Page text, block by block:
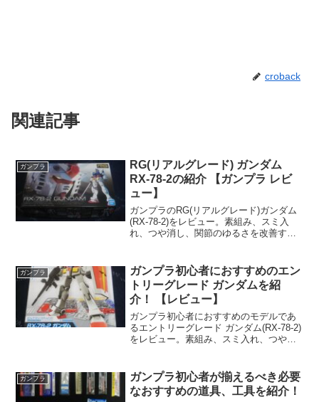
croback
関連記事
ガンプラ
RG(リアルグレード) ガンダム
RX-78-2の紹介 【ガンプラ レビ
ュー】
ガンプラのRG(リアルグレード)ガンダム
(RX-78-2)をレビュー。素組み、スミ入
れ、つや消し、関節のゆるさを改善する
ガンプラ
ガンプラ初心者におすすめのエン
トリーグレード ガンダムを紹
介！ 【レビュー】
ガンプラ初心者におすすめのモデルであ
るエントリーグレード ガンダム(RX-78-2)
をレビュー。素組み、スミ入れ、つや消
ガンプラ
ガンプラ初心者が揃えるべき必要
なおすすめの道具、工具を紹介！